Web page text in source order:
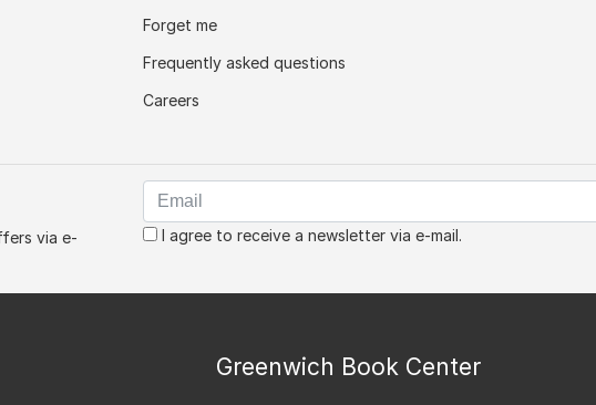
Forget me
Frequently asked questions
Careers
via e-
I agree to receive a newsletter via e-mail.
Greenwich Book Center